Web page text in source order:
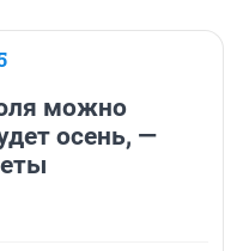
можно
осень, —